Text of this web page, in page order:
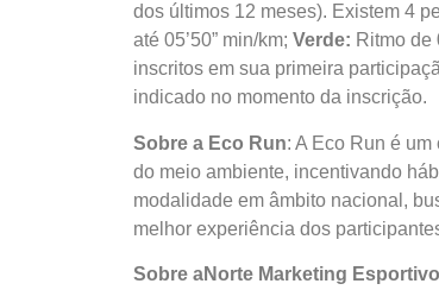
dos últimos 12 meses). Existem 4
até 05’50” min/km; Verde: Ritmo de
inscritos em sua primeira
indicado no momento da inscrição.
Sobre a Eco Run: A Eco Run é
do meio ambiente, incentivando
modalidade em âmbito nacional,
melhor experiência dos
Sobre aNorte Marketing